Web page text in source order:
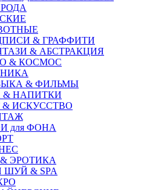
& ГРАФФИТИ
& АБСТРАКЦИЯ
& КОСМОС
& ФИЛЬМЫ
& НАПИТКИ
& ИСКУССТВО
для ФОНА
ЭРОТИКА
ШУЙ & SPA